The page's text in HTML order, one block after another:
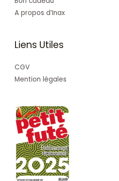
A propos d’Inax
Liens Utiles
CGV
Mention légales